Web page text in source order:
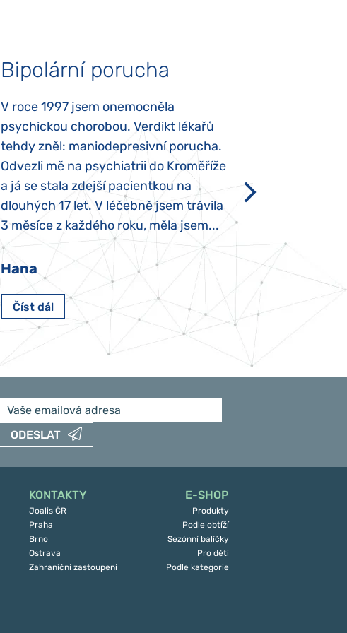
Bipolární porucha
V roce 1997 jsem onemocněla
psychickou chorobou. Verdikt lékařů
tehdy zněl: maniodepresivní porucha.
Odvezli mě na psychiatrii do Kroměříže
a já se stala zdejší pacientkou na
dlouhých 17 let. V léčebně jsem trávila
3 měsíce z každého roku, měla jsem...
Hana
Číst dál
který je u
Po půl roce
Pavlína
Číst dál
ODESLAT
KONTAKTY
Joalis ČR
Praha
Brno
Ostrava
Zahraniční zastoupení
E-SHOP
Produkty
Podle obtíží
Sezónní balíčky
Pro děti
Podle kategorie